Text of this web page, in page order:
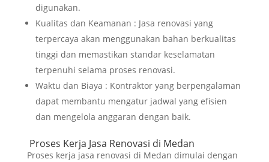
digunakan.
Kualitas dan Keamanan : Jasa renovasi yang
terpercaya akan menggunakan bahan berkualitas
tinggi dan memastikan standar keselamatan
terpenuhi selama proses renovasi.
Waktu dan Biaya : Kontraktor yang berpengalaman
dapat membantu mengatur jadwal yang efisien
dan mengelola anggaran dengan baik.
Proses Kerja Jasa Renovasi di Medan
Proses kerja jasa renovasi di Medan dimulai dengan